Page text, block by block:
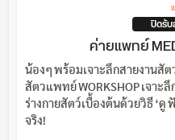
ปิดรั
ค่ายแพทย์
น้องๆ พร้อมเจาะลึกสายงานสั
สัตวแพทย์ WORKSHOP เจาะ
ร่างกายสัตว์เบื้องต้นด้วยวิธี ‘ดู
จริง!